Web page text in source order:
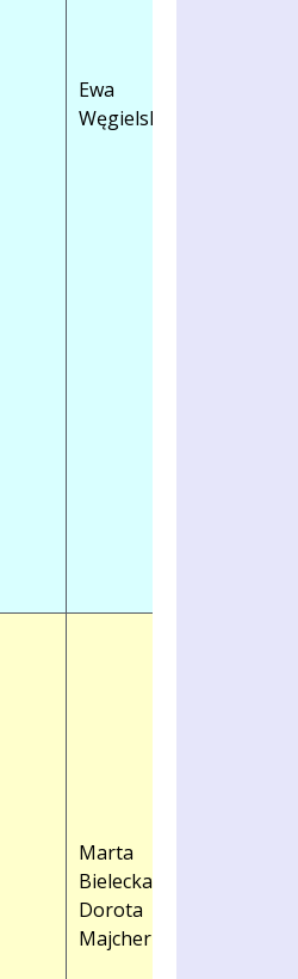
Ewa
Węgielska
Marta
Bielecka
Dorota
Majcher